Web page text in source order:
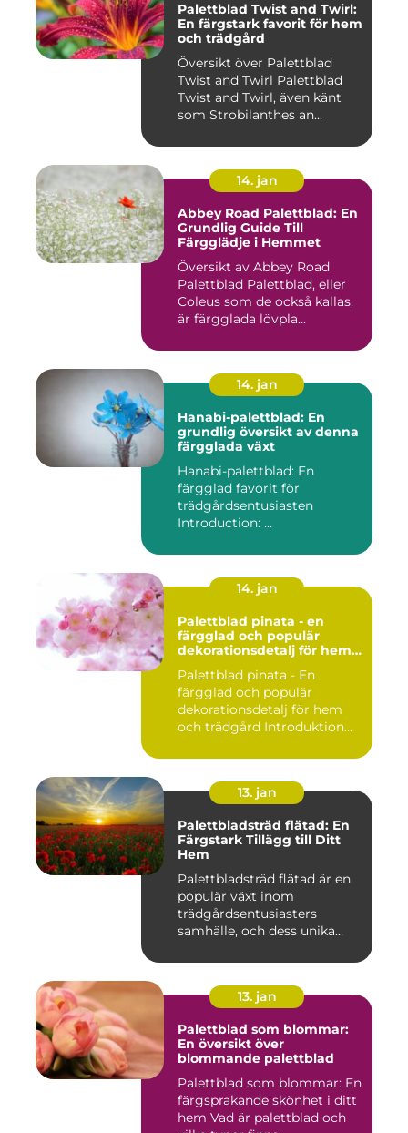
Palettblad Twist and Twirl:
En färgstark favorit för hem
och trädgård
Översikt över Palettblad
Twist and Twirl Palettblad
Twist and Twirl, även känt
som Strobilanthes an...
14. jan
Abbey Road Palettblad: En
Grundlig Guide Till
Färgglädje i Hemmet
Översikt av Abbey Road
Palettblad Palettblad, eller
Coleus som de också kallas,
är färgglada lövpla...
14. jan
Hanabi-palettblad: En
grundlig översikt av denna
färgglada växt
Hanabi-palettblad: En
färgglad favorit för
trädgårdsentusiasten
Introduction: ...
14. jan
Palettblad pinata - en
färgglad och populär
dekorationsdetalj för hem
Palettblad pinata - En
färgglad och populär
dekorationsdetalj för hem
och trädgård Introduktion
13. jan
Palettbladsträd flätad: En
Färgstark Tillägg till Ditt
Hem
Palettbladsträd flätad är en
populär växt inom
trädgårdsentusiasters
samhälle, och dess unika
13. jan
Palettblad som blommar:
En översikt över
blommande palettblad
Palettblad som blommar: En
färgsprakande skönhet i ditt
hem Vad är palettblad och